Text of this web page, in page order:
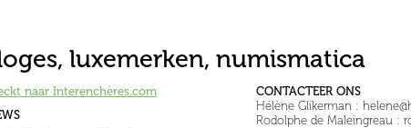
luxemerken, numismatica
naar Interenchères.com
CONTACTEER ONS
Hélène Glikerman :
Rodolphe de Maleingreau :